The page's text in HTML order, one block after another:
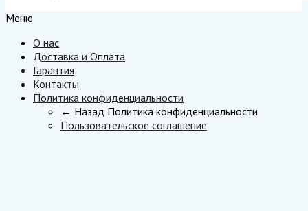
Меню
О нас
Доставка и Оплата
Гарантия
Контакты
Политика конфиденциальности
← Назад Политика конфиденциальности
Пользовательское соглашение